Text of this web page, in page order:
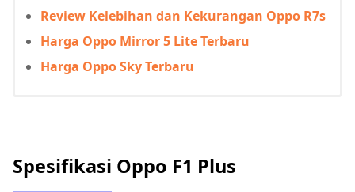
Review Kelebihan dan Kekurangan Oppo R7s
Harga Oppo Mirror 5 Lite Terbaru
Harga Oppo Sky Terbaru
Spesifikasi Oppo F1 Plus